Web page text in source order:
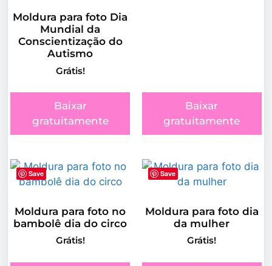
Moldura para foto Dia
Mundial da
Conscientização do
Autismo
Grátis!
Baixar
gratuitamente
Baixar
gratuitamente
Save
Moldura para foto no
bambolê dia do circo
Grátis!
Save
Moldura para foto dia
da mulher
Grátis!